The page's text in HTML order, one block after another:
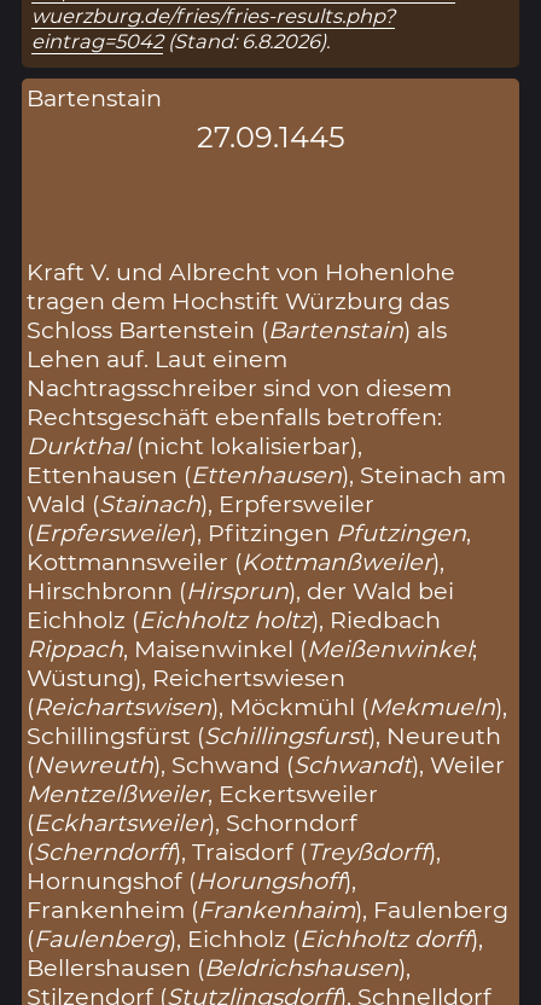
wuerzburg.de/fries/fries-results.php?
eintrag=5042(Stand: 6.8.2026).
Bartenstain
27.09.1445
Kraft V. und Albrecht von Hohenlohe
tragen dem Hochstift Würzburg das
Schloss Bartenstein (Bartenstain) als
Lehen auf. Laut einem
Nachtragsschreiber sind von diesem
Rechtsgeschäft ebenfalls betroffen:
Durkthal(nicht lokalisierbar),
Ettenhausen (Ettenhausen), Steinach am
Wald (Stainach), Erpfersweiler
(Erpfersweiler), Pfitzingen Pfutzingen,
Kottmannsweiler (Kottmanßweiler),
Hirschbronn (Hirsprun), der Wald bei
Eichholz (Eichholtz holtz), Riedbach
Rippach, Maisenwinkel (Meißenwinkel;
Wüstung), Reichertswiesen
(Reichartswisen), Möckmühl (Mekmueln),
Schillingsfürst (Schillingsfurst), Neureuth
(Newreuth), Schwand (Schwandt), Weiler
Mentzelßweiler, Eckertsweiler
(Eckhartsweiler), Schorndorf
(Scherndorff), Traisdorf (Treyßdorff),
Hornungshof (Horungshoff),
Frankenheim (Frankenhaim), Faulenberg
(Faulenberg), Eichholz (Eichholtz dorff),
Bellershausen (Beldrichshausen),
Stilzendorf (Stutzlingsdorff), Schnelldorf